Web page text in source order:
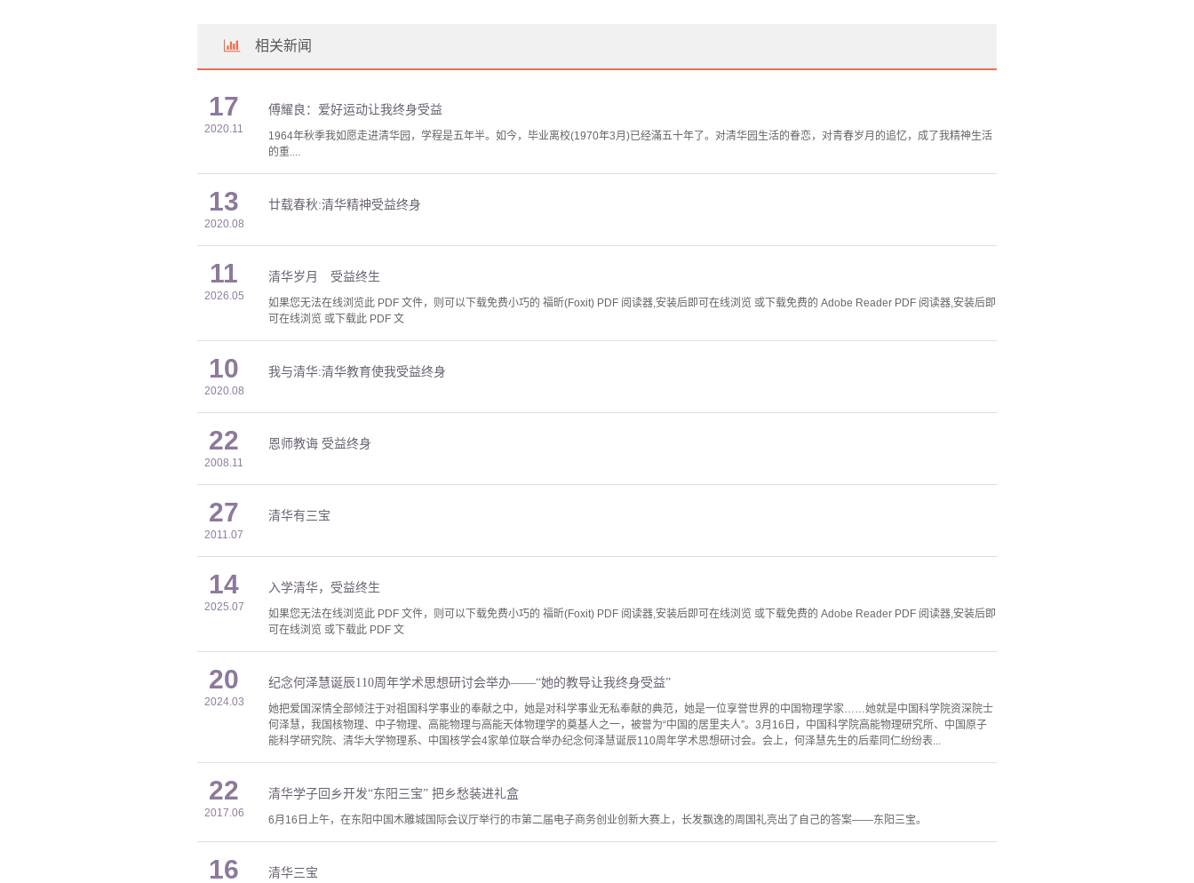
相关新闻
17
2020.11
傅耀良：爱好运动让我终身受益
1964年秋季我如愿走进清华园，学程是五年半。如今，毕业离校(1970年3月)已经滿五十年了。对清华园生活的眷恋，对青春岁月的追忆，成了我精神生活
的重....
13
2020.08
廿载春秋:清华精神受益终身
11
2026.05
清华岁月 受益终生
如果您无法在线浏览此 PDF 文件，则可以下载免费小巧的 福昕(Foxit) PDF 阅读器,安装后即可在线浏览 或下载免费的 Adobe Reader PDF 阅读器,安装后即
可在线浏览 或下载此 PDF 文
10
2020.08
我与清华:清华教育使我受益终身
22
2008.11
恩师教诲 受益终身
27
2011.07
清华有三宝
14
2025.07
入学清华，受益终生
如果您无法在线浏览此 PDF 文件，则可以下载免费小巧的 福昕(Foxit) PDF 阅读器,安装后即可在线浏览 或下载免费的 Adobe Reader PDF 阅读器,安装后即
可在线浏览 或下载此 PDF 文
20
2024.03
纪念何泽慧诞辰110周年学术思想研讨会举办——“她的教导让我终身受益”
她把爱国深情全部倾注于对祖国科学事业的奉献之中，她是对科学事业无私奉献的典范，她是一位享誉世界的中国物理学家……她就是中国科学院资深院士
何泽慧，我国核物理、中子物理、高能物理与高能天体物理学的奠基人之一，被誉为“中国的居里夫人”。3月16日，中国科学院高能物理研究所、中国原子
能科学研究院、清华大学物理系、中国核学会4家单位联合举办纪念何泽慧诞辰110周年学术思想研讨会。会上，何泽慧先生的后辈同仁纷纷表...
22
2017.06
清华学子回乡开发“东阳三宝” 把乡愁装进礼盒
6月16日上午，在东阳中国木雕城国际会议厅举行的市第二届电子商务创业创新大赛上，长发飘逸的周国礼亮出了自己的答案——东阳三宝。
16 清华三宝